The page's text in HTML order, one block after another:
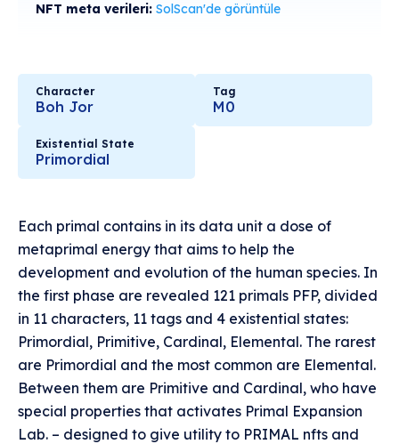
NFT meta verileri: SolScan'de görüntüle
Character
Boh Jor
Tag
M0
Existential State
Primordial
Each primal contains in its data unit a dose of
metaprimal energy that aims to help the
development and evolution of the human species. In
the first phase are revealed 121 primals PFP, divided
in 11 characters, 11 tags and 4 existential states:
Primordial, Primitive, Cardinal, Elemental. The rarest
are Primordial and the most common are Elemental.
Between them are Primitive and Cardinal, who have
special properties that activates Primal Expansion
Lab. – designed to give utility to PRIMAL nfts and